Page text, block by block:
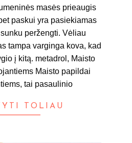
masės prieaugis
paskui yra pasiekiamas
peržengti. Vėliau
tampa varginga kova, kad
į kitą. metadrol, Maisto
Maisto papildai
tai pasaulinio
TOLIAU